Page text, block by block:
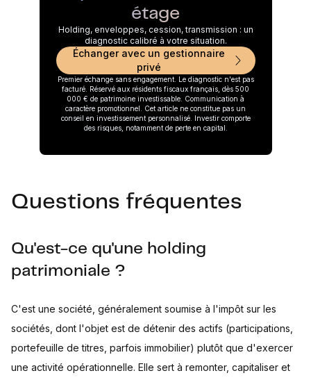
étage
Holding, enveloppes, cession, transmission : un
diagnostic calibré à votre situation.
Échanger avec un gestionnaire
privé
Premier échange sans engagement. Le diagnostic n'est pas
facturé. Réservé aux résidents fiscaux français, dès 500
000 € de patrimoine investissable. Communication à
caractère promotionnel. Cet article ne constitue pas un
conseil en investissement personnalisé. Investir comporte
des risques, notamment de perte en capital.
Questions fréquentes
Qu'est-ce qu'une holding
patrimoniale ?
C'est une société, généralement soumise à l'impôt sur les
sociétés, dont l'objet est de détenir des actifs (participations,
portefeuille de titres, parfois immobilier) plutôt que d'exercer
une activité opérationnelle. Elle sert à remonter, capitaliser et